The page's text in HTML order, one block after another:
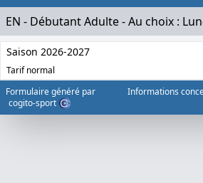
EN - Débutant Adulte - Au choix :
Saison 2026-2027
Tarif normal
Formulaire généré par
cogito-sport
Informations